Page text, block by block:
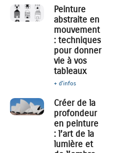
Peinture
abstraite en
mouvement
: techniques
pour donner
vie à vos
tableaux
+ d'infos
Créer de la
profondeur
en peinture
: l’art de la
lumière et